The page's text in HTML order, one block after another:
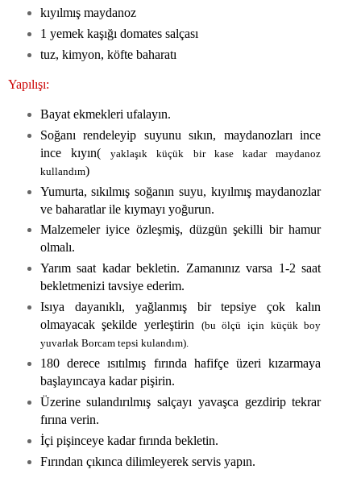
kıyılmış maydanoz
1 yemek kaşığı domates salçası
tuz, kimyon, köfte baharatı
Yapılışı:
Bayat ekmekleri ufalayın.
Soğanı rendeleyip suyunu sıkın, maydanozları ince
ince kıyın(yaklaşık küçük bir kase kadar maydanoz
kullandım)
Yumurta, sıkılmış soğanın suyu, kıyılmış maydanozlar
ve baharatlar ile kıymayı yoğurun.
Malzemeler iyice özleşmiş, düzgün şekilli bir hamur
olmalı.
Yarım saat kadar bekletin. Zamanınız varsa 1-2 saat
bekletmenizi tavsiye ederim.
Isıya dayanıklı, yağlanmış bir tepsiye çok kalın
olmayacak şekilde yerleştirin (bu ölçü için küçük boy
yuvarlak Borcam tepsi kulandım).
180 derece ısıtılmış fırında hafifçe üzeri kızarmaya
başlayıncaya kadar pişirin.
Üzerine sulandırılmış salçayı yavaşca gezdirip tekrar
fırına verin.
İçi pişinceye kadar fırında bekletin.
Fırından çıkınca dilimleyerek servis yapın.